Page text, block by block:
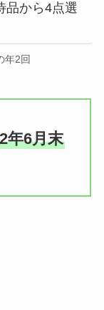
品から4点選
年2回
年6月末